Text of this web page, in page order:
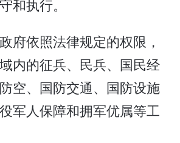
和执行。
府依照法律规定的权限，
内的征兵、民兵、国民经
空、国防交通、国防设施
军人保障和拥军优属等工